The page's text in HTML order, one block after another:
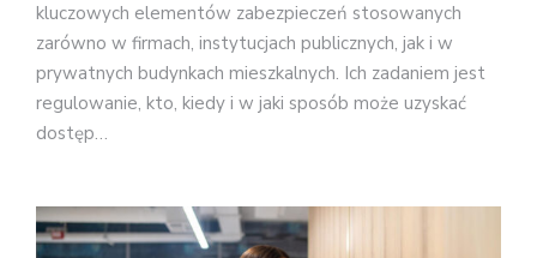
kluczowych elementów zabezpieczeń stosowanych
zarówno w firmach, instytucjach publicznych, jak i w
prywatnych budynkach mieszkalnych. Ich zadaniem jest
regulowanie, kto, kiedy i w jaki sposób może uzyskać
dostęp…